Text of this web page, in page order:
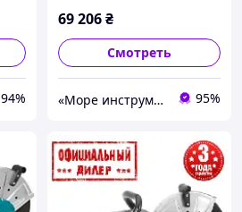
94%
69 206₴
Смотреть
«Море инструментов» 95%